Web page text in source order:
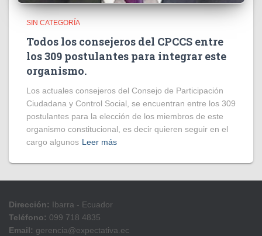
SIN CATEGORÍA
Todos los consejeros del CPCCS entre
los 309 postulantes para integrar este
organismo.
Los actuales consejeros del Consejo de Participación
Ciudadana y Control Social, se encuentran entre los 309
postulantes para la elección de los miembros de este
organismo constitucional, es decir quieren seguir en el
cargo algunos Leer más
Dirección: Ibarra - Ecuador
Teléfono: 099 718 4835
Email: gerencia@expectativa.ec